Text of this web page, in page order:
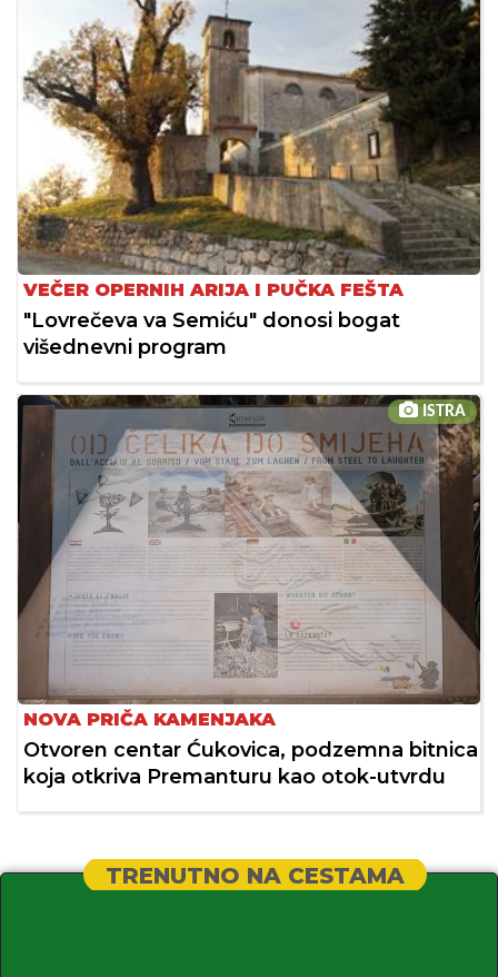
VEČER OPERNIH ARIJA I PUČKA FEŠTA
"Lovrečeva va Semiću" donosi bogat
višednevni program
ISTRA
NOVA PRIČA KAMENJAKA
Otvoren centar Ćukovica, podzemna bitnica
koja otkriva Premanturu kao otok-utvrdu
TRENUTNO NA CESTAMA